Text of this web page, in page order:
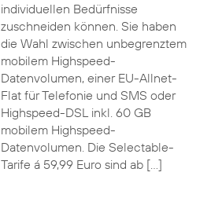
individuellen Bedürfnisse
zuschneiden können. Sie haben
die Wahl zwischen unbegrenztem
mobilem Highspeed-
Datenvolumen, einer EU-Allnet-
Flat für Telefonie und SMS oder
Highspeed-DSL inkl. 60 GB
mobilem Highspeed-
Datenvolumen. Die Selectable-
Tarife á 59,99 Euro sind ab […]